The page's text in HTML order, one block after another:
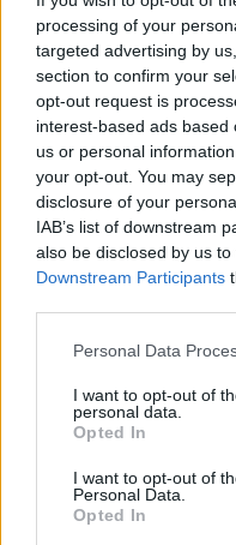
processing of your
targeted advertising by
section to confirm your
opt-out request is
interest-based ads
us or personal
your opt-out. You may
disclosure of your
IAB’s list of downstream
also be disclosed by us
Downstream Participants
Personal Data
I want to opt-out of
personal data.
Opted In
I want to opt-out of
Personal Data.
Opted In
Gjendja në pikat
deri në një orë pritje për
hyrje në Kosovë
Incidenti me vezë ndaj
nga mediat
ndërkombëtare